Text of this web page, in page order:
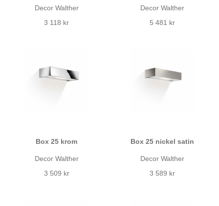
Decor Walther
3 118 kr
Decor Walther
5 481 kr
Box 25 krom
Decor Walther
3 509 kr
Box 25 nickel satin
Decor Walther
3 589 kr